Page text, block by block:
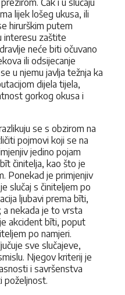
Čak i u slučaju
lijek lošeg ukusa, ili
hirurškim putem
interesu zaštite
neće biti očuvano
ili odsijecanje
u njemu javlja težnja ka
dijela tijela,
gorkog okusa i
se s obzirom na
pojmovi koji se na
jedino pojam
činitelja, kao što je
Ponekad je primjenjiv
slučaj s činiteljem po
ljubavi prema bīti,
a nekada je to vrsta
akcident bīti, poput
po namjeri.
sve slučajeve,
Njegov kriterij je
i savršenstva
poželjnost.